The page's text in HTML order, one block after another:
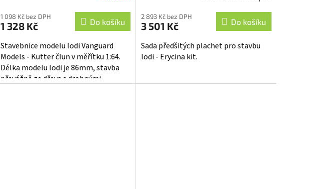
1 098 Kč bez DPH
1 328 Kč Do košíku
Stavebnice modelu lodi Vanguard
Models - Kutter člun v měřítku 1:64.
Délka modelu lodi je 86mm, stavba
převážně ze dřeva s drobnými
2 893 Kč bez DPH
3 501 Kč Do košíku
Sada předšitých plachet pro stavbu
lodi - Erycina kit.